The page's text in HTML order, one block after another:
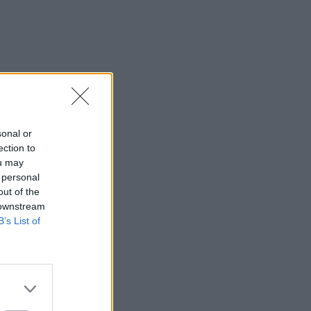
or
to
may
of the
List of